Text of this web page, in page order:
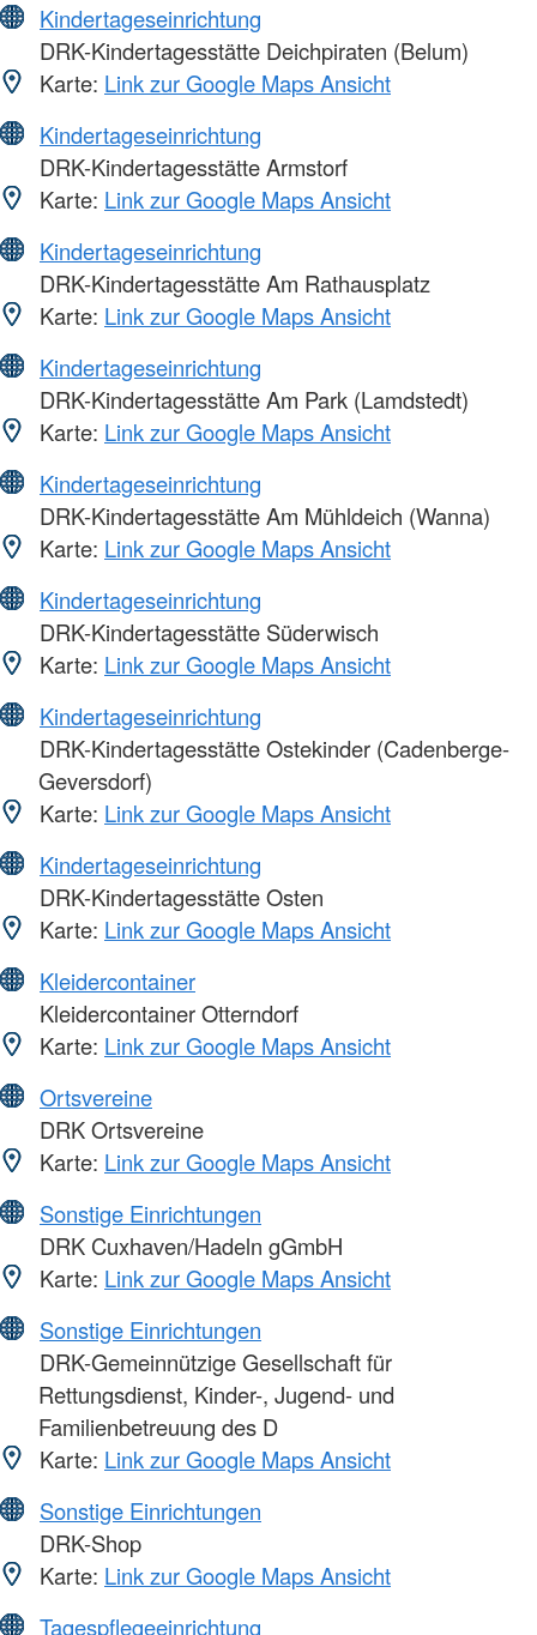
Kindertageseinrichtung
DRK-Kindertagesstätte Deichpiraten (Belum)
Karte: Link zur Google Maps Ansicht
Kindertageseinrichtung
DRK-Kindertagesstätte Armstorf
Karte: Link zur Google Maps Ansicht
Kindertageseinrichtung
DRK-Kindertagesstätte Am Rathausplatz
Karte: Link zur Google Maps Ansicht
Kindertageseinrichtung
DRK-Kindertagesstätte Am Park (Lamdstedt)
Karte: Link zur Google Maps Ansicht
Kindertageseinrichtung
DRK-Kindertagesstätte Am Mühldeich (Wanna)
Karte: Link zur Google Maps Ansicht
Kindertageseinrichtung
DRK-Kindertagesstätte Süderwisch
Karte: Link zur Google Maps Ansicht
Kindertageseinrichtung
DRK-Kindertagesstätte Ostekinder (Cadenberge-
Geversdorf)
Karte: Link zur Google Maps Ansicht
Kindertageseinrichtung
DRK-Kindertagesstätte Osten
Karte: Link zur Google Maps Ansicht
Kleidercontainer
Kleidercontainer Otterndorf
Karte: Link zur Google Maps Ansicht
Ortsvereine
DRK Ortsvereine
Karte: Link zur Google Maps Ansicht
Sonstige Einrichtungen
DRK Cuxhaven/Hadeln gGmbH
Karte: Link zur Google Maps Ansicht
Sonstige Einrichtungen
DRK-Gemeinnützige Gesellschaft für
Rettungsdienst, Kinder-, Jugend- und
Familienbetreuung des D
Karte: Link zur Google Maps Ansicht
Sonstige Einrichtungen
DRK-Shop
Karte: Link zur Google Maps Ansicht
Tagespflegeeinrichtung